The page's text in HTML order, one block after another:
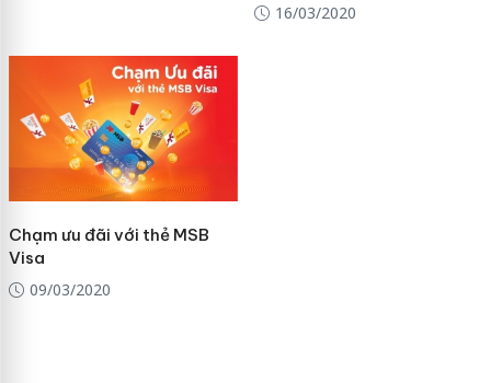
16/03/2020
Chạm ưu đãi với thẻ MSB
Visa
09/03/2020